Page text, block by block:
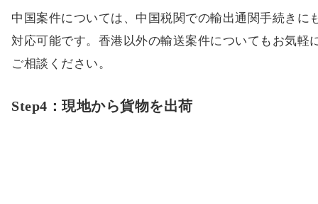
中国案件については、中国税関での輸出通関手続きに
対応可能です。香港以外の輸送案件についてもお気軽
ご相談ください。
Step4：現地から貨物を出荷